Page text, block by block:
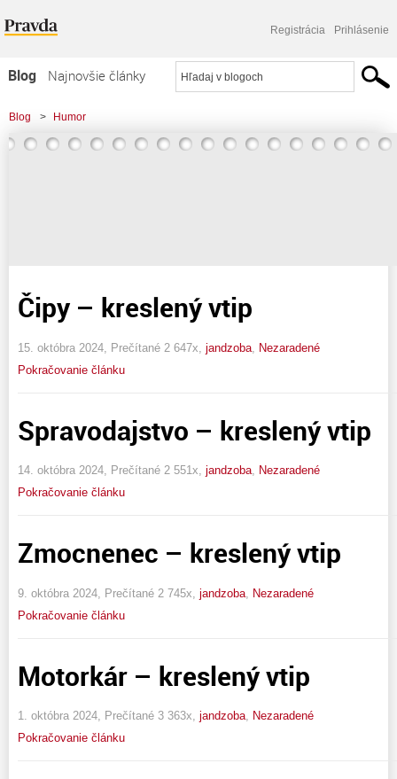
Registrácia Prihlásenie
Blog
Najnovšie články
Najčítanejšie články
Najkomentovanejšie články
Blog > Humor
Čipy – kreslený vtip
15. októbra 2024, Prečítané 2 647x, jandzoba Nezaradené
Pokračovanie článku
Spravodajstvo – kreslený vtip
14. októbra 2024, Prečítané 2 551x, jandzoba, Nezaradené
Pokračovanie článku
Zmocnenec – kreslený vtip
9. októbra 2024, Prečítané 2 745x, jandzoba Nezaradené
Pokračovanie článku
Motorkár – kreslený vtip
1. októbra 2024, Prečítané 3 363x, jandzoba, Nezaradené
Pokračovanie článku